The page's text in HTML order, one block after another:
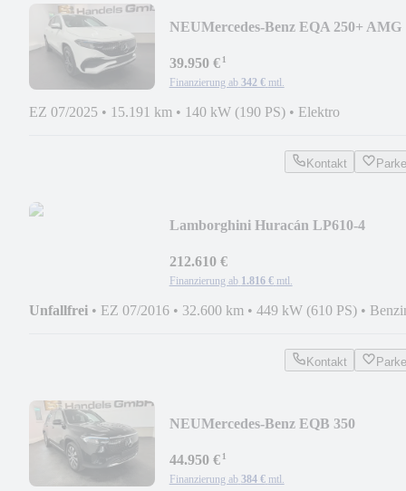
NEUMercedes-Benz EQA 250+ AMG
KAM*LED*NAVI*
39.950 €¹
Finanzierung ab 342 € mtl.
EZ 07/2025 • 15.191 km • 140 kW (190 PS) • Elektro
Kontakt
Lamborghini Huracán LP610-4
PERSONAM*KERAMIK*SENSO
212.610 €
Finanzierung ab 1.816 € mtl.
Unfallfrei • EZ 07/2016 • 32.600 km • 449 kW (610 PS) •
Kontakt
NEUMercedes-Benz EQB 350
PRO*DAB*LED*
44.950 €¹
Finanzierung ab 384 € mtl.